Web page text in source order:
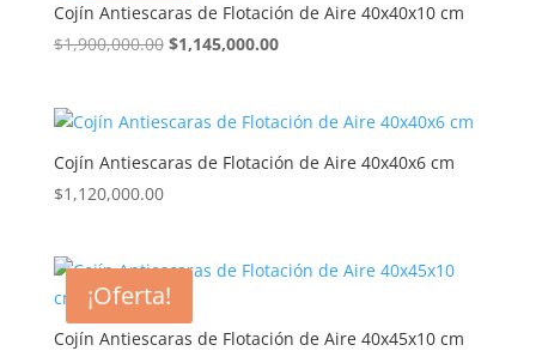
Cojín Antiescaras de Flotación de Aire 40x40x10 cm
$1,900,000.00 El
era:
$1,900,000.00.
$1,145,000.00El
es:
$1,145,000.00.
Cojín Antiescaras de Flotación de Aire 40x40x6 cm
$1,120,000.00
¡Oferta!
Cojín Antiescaras de Flotación de Aire 40x45x10 cm